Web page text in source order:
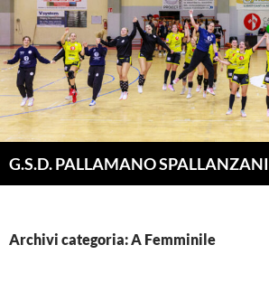
Vai
contenuto
Archivi categoria: A Femminile